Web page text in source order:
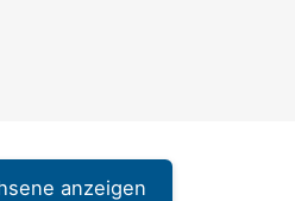
anzeigen